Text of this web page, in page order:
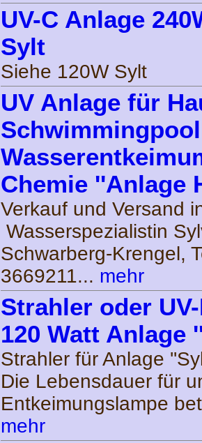
UV-C Anlage
Sylt
Siehe 120W Sylt
UV Anlage für
Chemie ''Anlage
Verkauf und Versand
Wasserspezialistin
Schwarberg-Krengel,
3669211... mehr
Strahler oder
120 Watt Anlage
Strahler für Anlage
Die Lebensdauer für
Entkeimungslampe
mehr